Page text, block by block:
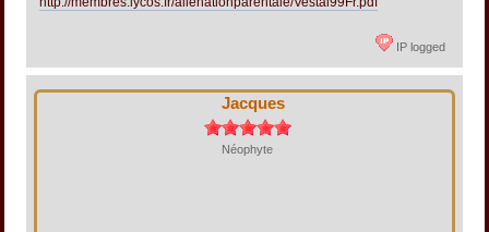
IP logged
Jacques
Néophyte